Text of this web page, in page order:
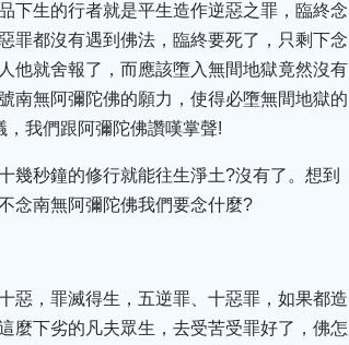
下生的行者就是平生造作逆惡之罪，臨終念
罪都沒有遇到佛法，臨終要死了，只剩下念
他就舍報了，而應該墮入無間地獄竟然沒有
南無阿彌陀佛的願力，使得必墮無間地獄的
我們跟阿彌陀佛讚嘆掌聲!
幾秒鐘的修行就能往生淨土?沒有了。想到
念南無阿彌陀佛我們要念什麼?
惡，罪滅得生，五逆罪、十惡罪，如果都造
麼下劣的凡夫眾生，去受苦受罪好了，佛怎